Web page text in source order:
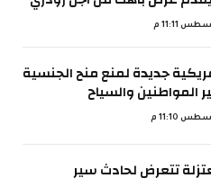
جديدة لمنع منح الجنسية
المواطنين والسياح
تتعرض لحادث سير